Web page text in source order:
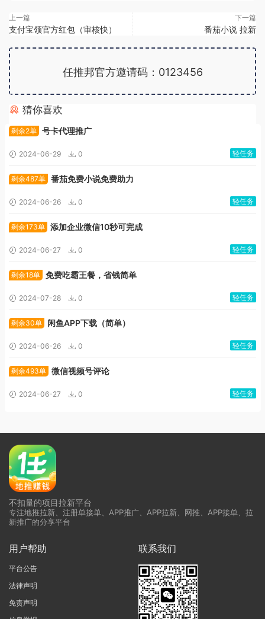
上一篇
支付宝领官方红包（审核快）
下一篇
番茄小说 拉新
任推邦官方邀请码：0123456
猜你喜欢
剩余2单 号卡代理推广
2024-06-29 0 轻任务
剩余487单 番茄免费小说免费助力
2024-06-26 0 轻任务
剩余173单 添加企业微信10秒可完成
2024-06-27 0 轻任务
剩余18单 免费吃霸王餐，省钱简单
2024-07-28 0 轻任务
剩余30单 闲鱼APP下载（简单）
2024-06-26 0 轻任务
剩余493单 微信视频号评论
2024-06-27 0 轻任务
不扣量的项目拉新平台
专注地推拉新、注册单接单、APP推广、APP拉新、网推、APP接单、拉
新推广的分享平台
用户帮助
平台公告
法律声明
免责声明
联系我们